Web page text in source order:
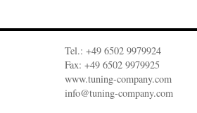
Tel.: +49 6502 9979924
Fax: +49 6502 9979925
www.tuning-company.com
info@tuning-company.com